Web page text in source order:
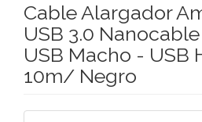
Cable Alargador
USB 3.0
USB Macho - USB
10m/ Negro